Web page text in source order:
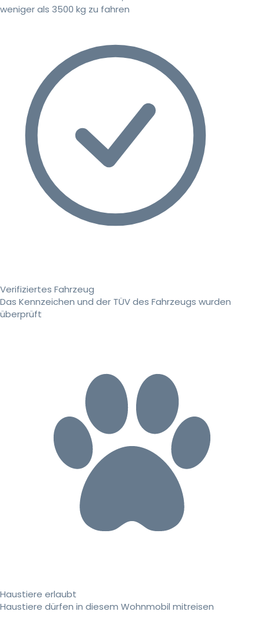
weniger als 3500 kg zu fahren
Verifiziertes Fahrzeug
Das Kennzeichen und der TÜV des Fahrzeugs wurden
überprüft
Haustiere erlaubt
Haustiere dürfen in diesem Wohnmobil mitreisen